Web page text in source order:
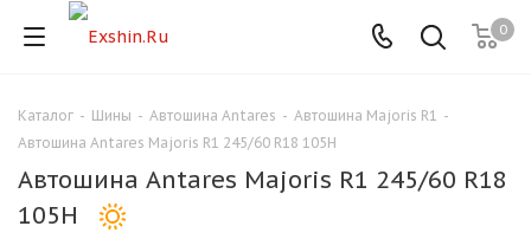
0
Каталог - Шины - Автошина Antares - Автошина Majoris R1 -
Автошина Antares Majoris R1 245/60 R18 105H
Автошина Antares Majoris R1 245/60 R18
105H
Для клиентов всех банков
Разбейте
оплату